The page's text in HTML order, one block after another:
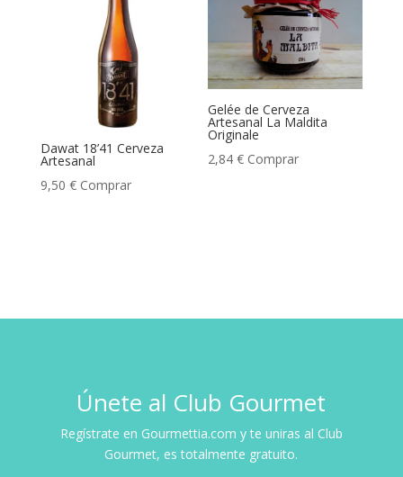
Dawat 18’41 Cerveza
Artesanal
9,50 € Comprar
Gelée de Cerveza
Artesanal La Maldita
Originale
2,84€ Comprar
Únete al Club Gourmet
Regístrate en Gourmettia.com y te uniras al Club
Gourmet, es totalmente gratuito.